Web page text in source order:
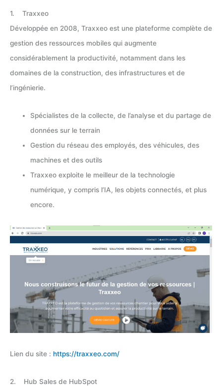
1. Traxxeo
Développée en 2008, Traxxeo est une plateforme complète de
gestion des ressources mobiles qui augmente
considérablement la productivité, notamment dans les
domaines de la construction, des infrastructures et de
l’ingénierie.
Spécialistes de la collecte, de l’analyse et du partage de
données sur le terrain
Gestion du réseau des employés, des véhicules, des
machines et des outils
Traxxeo exploite le meilleur de la technologie
numérique, y compris l’IA, les objets connectés, et plus
encore.
Lien du site : https://traxxeo.com/
2. Hub Sales de HubSpot